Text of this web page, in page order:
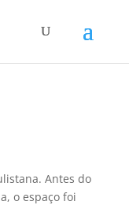
Antes do
o espaço foi